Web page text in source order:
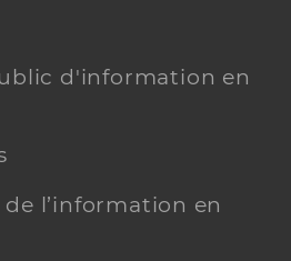
d'information en
l’information en